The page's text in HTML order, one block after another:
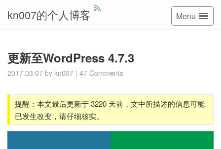
kn007的个人博客 Menu
更新至WordPress 4.7.3
2017.03.07 by kn007 | 47 Comments
提醒：本文最后更新于 3220 天前，文中所描述的信息可能
已发生改变，请仔细核实。